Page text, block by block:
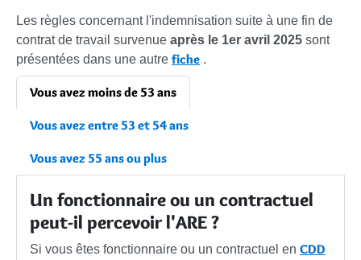
Les règles concernant l'indemnisation suite à une fin de
contrat de travail survenue après le 1er avril 2025 sont
présentées dans une autre fiche .
Vous avez moins de 53 ans
Vous avez entre 53 et 54 ans
Vous avez 55 ans ou plus
Un fonctionnaire ou un contractuel
peut-il percevoir l'ARE ?
Si vous êtes fonctionnaire ou un contractuel en CDD